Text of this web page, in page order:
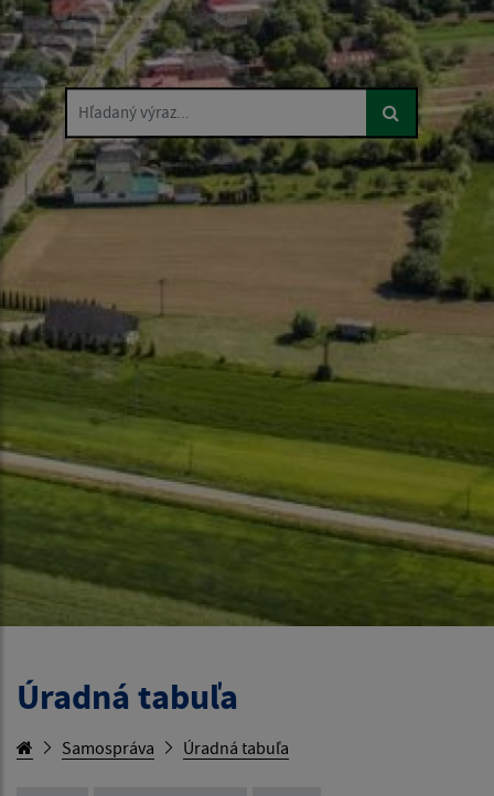
Hľadaný výraz...
Úradná tabuľa
Samospráva Úradná tabuľa